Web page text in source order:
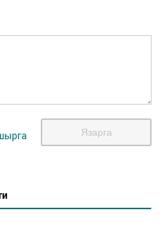
Язарга